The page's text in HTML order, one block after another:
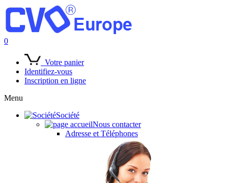
0
Votre panier
Identifiez-vous
Inscription en ligne
Menu
Société
Nous contacter
Adresse et Téléphones